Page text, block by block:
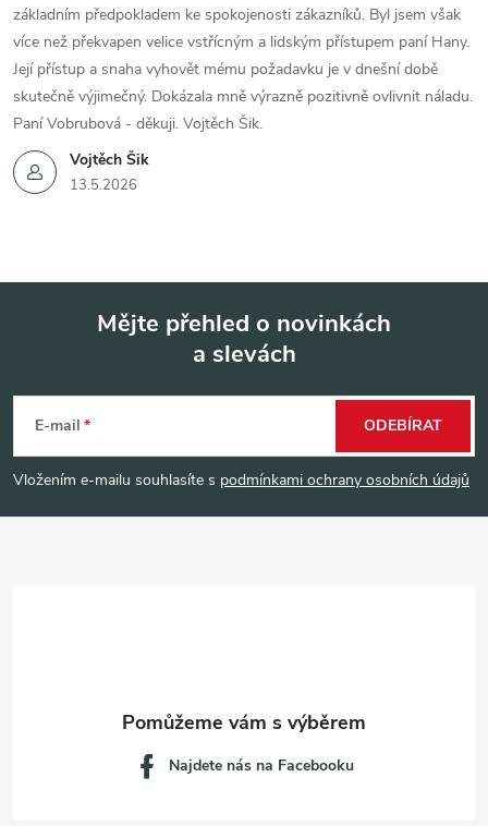
Vojtěch Šik
13.5.2026
základním předpokladem ke spokojenosti zákazníků. Byl jsem však
více než překvapen velice vstřícným a lidským přístupem paní Hany.
Její přístup a snaha vyhovět mému požadavku je v dnešní době
skutečně výjimečný. Dokázala mně výrazně pozitivně ovlivnit náladu.
Paní Vobrubová - děkuji. Vojtěch Šik.
p
Mějte přehled o novinkách
a slevách
E-mail
Vložením e-mailu souhlasíte s podmínkami ochrany osobních údajů
ODEBÍRAT
Najdete nás na Facebooku